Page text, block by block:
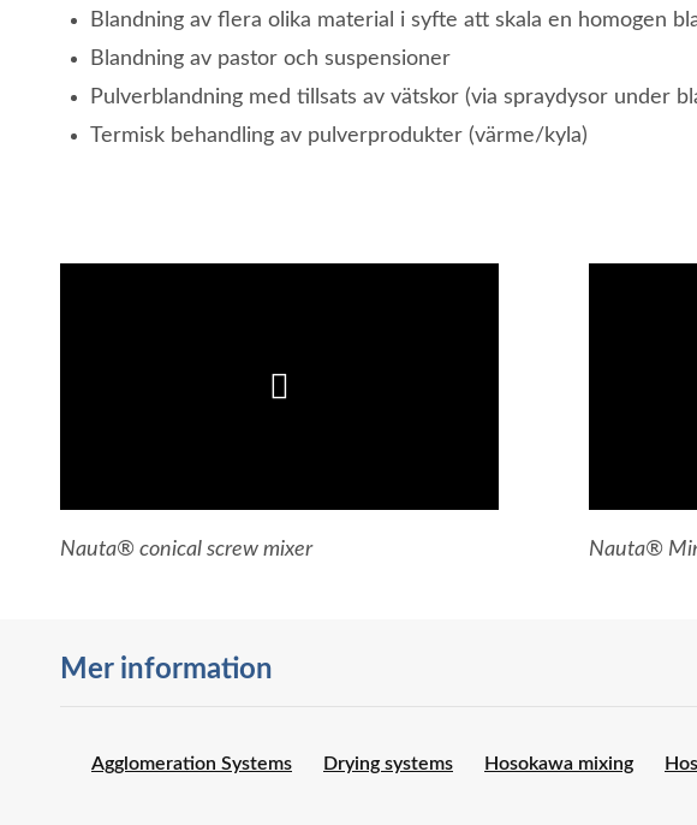
Blandning av flera olika material i syfte att skala en homogen
Blandning av pastor och suspensioner
Pulverblandning med tillsats av vätskor (via spraydysor under
Termisk behandling av pulverprodukter (värme/kyla)
Nauta® conical screw mixer Nauta®
Mer information
Agglomeration Systems Drying systems Hosokawa mixing